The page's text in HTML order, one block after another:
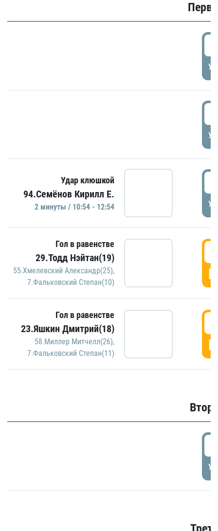
Удар клюшкой
94.Семёнов Кирилл Е.
2 минуты / 10:54 - 12:54
Гол в равенстве
29.Тодд Нэйтан(19)
55.Хмелевский Александр(25),
7.Фальковский Степан(10)
Гол в равенстве
23.Яшкин Дмитрий(18)
58.Миллер Митчелл(26),
7.Фальковский Степан(11)